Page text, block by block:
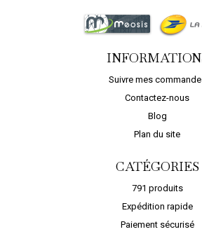
Suivre mes
Contactez-nous
Blog
Plan du site
CATÉGORIES
791 produits
Expédition rapide
Paiement sécurisé